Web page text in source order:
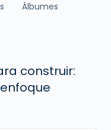
Álbumes
construir: